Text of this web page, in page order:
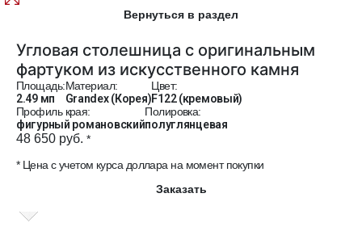
Вернуться в раздел
Угловая столешница с оригинальным
фартуком из искусственного камня
Площадь:
2.49 мп
Материал:
Grandex (Корея)
Цвет:
F122 (кремовый)
Профиль края:
фигурный романовский
Полировка:
полуглянцевая
48 650 руб. *
* Цена с учетом курса доллара на момент покупки
Заказать